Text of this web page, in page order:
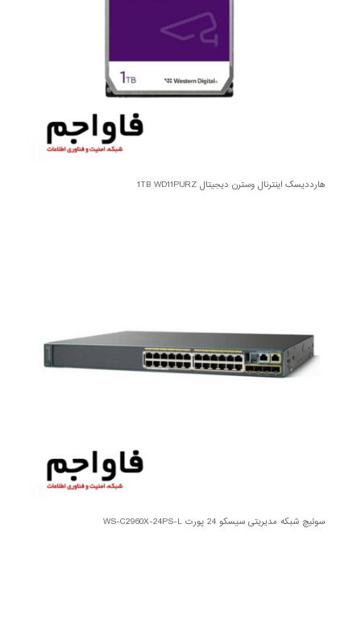
هارددیسک اینترنال وسترن دیجیتال 1TB WD11PURZ
سوئیچ شبکه مدیریتی سیسکو 24 پورت WS-C2960X-24PS-L